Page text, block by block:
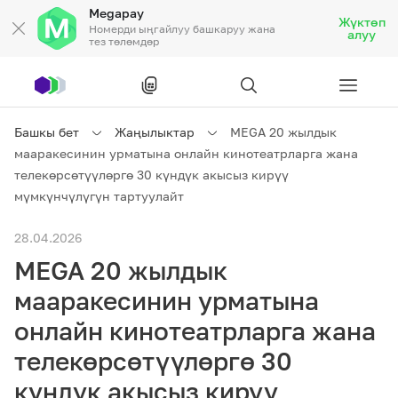
Megapay
Номерди ыңгайлуу башкаруу жана
тез төлөмдөр
Жүктөп
алуу
Ишкердик үчүн
Тарифтер
Башкы бет Жаңылыктар
MEGA 20 жылдык
мааракесинин урматына онлайн кинотеатрларга жана
телекөрсөтүүлөргө 30 күндүк акысыз кирүү
мүмкүнчүлүгүн тартуулайт
28.04.2026
MEGA 20 жылдык
мааракесинин урматына
онлайн кинотеатрларга жана
телекөрсөтүүлөргө 30
күндүк акысыз кирүү